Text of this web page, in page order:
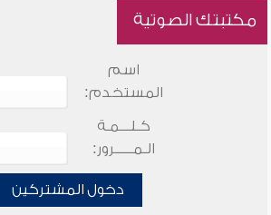
مكتبتك الصوتية
اسم
المستخدم:
كـلـــمـة
الـمـــــرور:
دخول المشتركين